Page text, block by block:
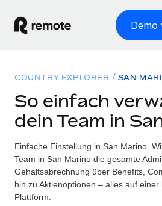
Demo
WELTWEITE BESCHÄFTIGUNG
Globale Payroll
Einfache, rechtssicher Payroll
Employer of Record
Weltweites Wachstum ohne
Lösungen
WELTWEITE ABDECKUNG
Country Explorer
Länderspezifische
Ressourcen
TOOLS UND RECHNER
Preise
COUNTRY EXPLORER SAN
So einfach
dein Team in
Einfache Einstellung in San Marino.
Team in San Marino die gesamte
Gehaltsabrechnung über Benefits,
hin zu Aktienoptionen – alles auf
Plattform.